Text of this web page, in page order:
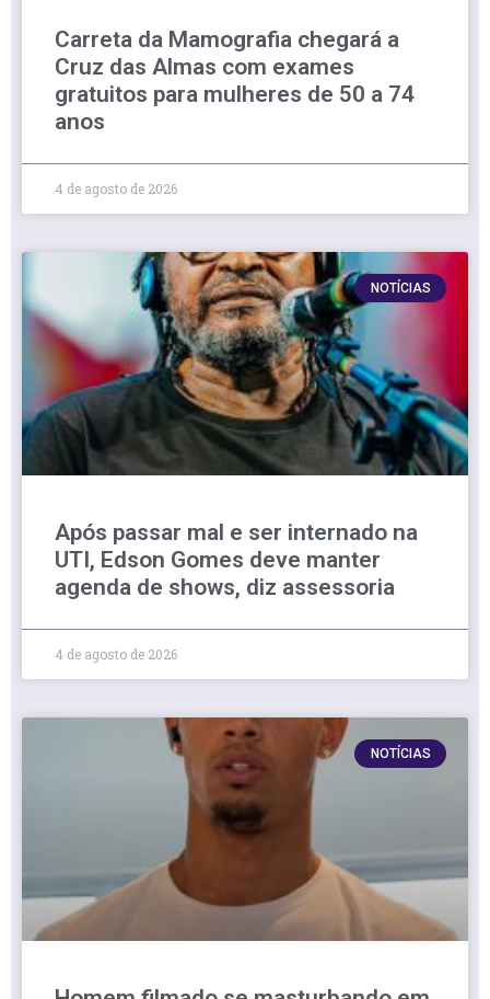
Carreta da Mamografia chegará a
Cruz das Almas com exames
gratuitos para mulheres de 50 a 74
anos
4 de agosto de 2026
NOTÍCIAS
Após passar mal e ser internado na
UTI, Edson Gomes deve manter
agenda de shows, diz assessoria
4 de agosto de 2026
NOTÍCIAS